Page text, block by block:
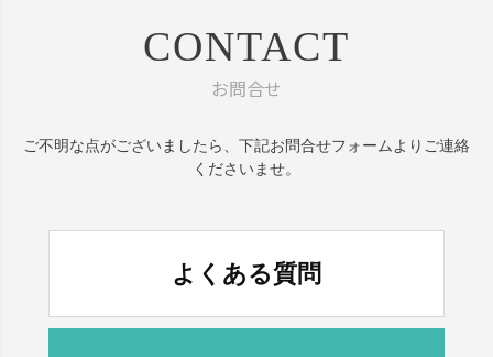
CONTACT
お問合せ
ご不明な点がございましたら、 下記お問合せフォームよりご連絡
くださいませ。
よくある質問